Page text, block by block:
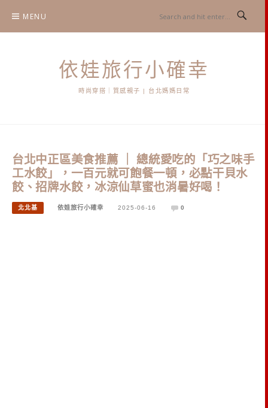
content
MENU
依娃旅行小確幸
時尚穿搭｜質感親子 | 台北媽媽日常
台北中正區美食推薦 ｜ 總統愛吃的「巧之味手
工水餃」，一百元就可飽餐一頓，必點干貝水
餃、招牌水餃，冰涼仙草蜜也消暑好喝！
北北基 依娃旅行小確幸 2025-06-16 0